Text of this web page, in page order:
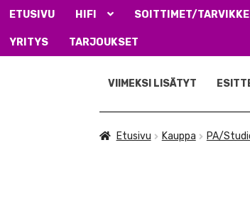
ETUSIVU HIFI SOITTIMET/
YRITYS TARJOUKSET
navigointiin
sisältöön
VIIMEKSI LISÄTYT
Etusivu Kauppa PA/